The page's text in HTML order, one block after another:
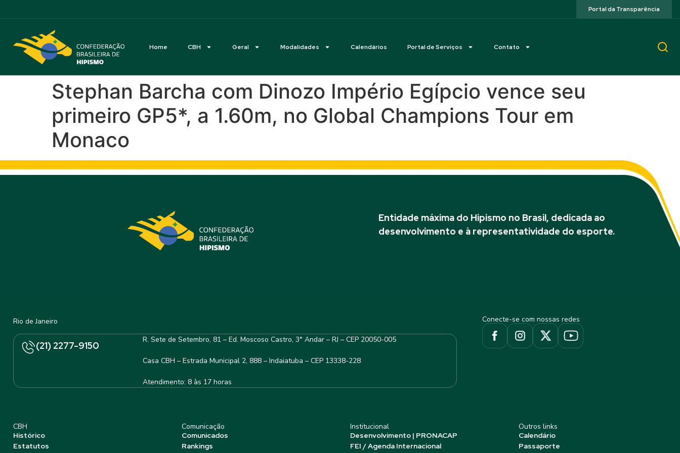
Portal da Transparência
Home CBH Geral Modalidades Calendários Portal de Serviços Contato
Stephan Barcha com Dinozo Império Egípcio vence seu
primeiro GP5*, a 1.60m, no Global Champions Tour em
Monaco
Entidade máxima do Hipismo no Brasil, dedicada ao
desenvolvimento e à representatividade do esporte.
Rio de Janeiro
(21) 2277-9150
R. Sete de Setembro, 81 – Ed. Moscoso Castro, 3° Andar – RJ – CEP 20050-005
Casa CBH – Estrada Municipal 2, 888 – Indaiatuba – CEP 13338-228
Atendimento: 8 às 17 horas
Conecte-se com nossas redes
CBH
Histórico
Estatutos
Comunicação
Comunicados
Rankings
Institucional
Desenvolvimento | PRONACAP
FEI / Agenda Internacional
Outros links
Calendário
Passaporte